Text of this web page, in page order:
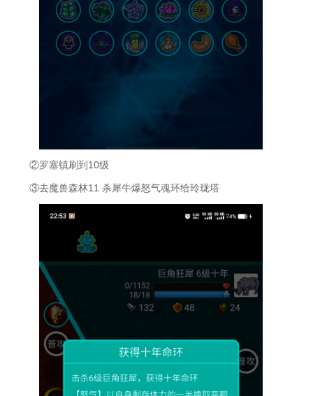
②罗塞镇刷到10级
③去魔兽森林11 杀犀牛爆怒气魂环给玲珑塔